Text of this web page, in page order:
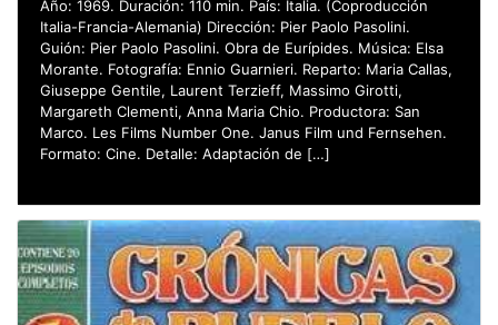
Año: 1969. Duración: 110 min. País: Italia. (Coproducción
Italia-Francia-Alemania) Dirección: Pier Paolo Pasolini.
Guión: Pier Paolo Pasolini. Obra de Eurípides. Música: Elsa
Morante. Fotografía: Ennio Guarnieri. Reparto: Maria Callas,
Giuseppe Gentile, Laurent Terzieff, Massimo Girotti,
Margareth Clementi, Anna Maria Chio. Productora: San
Marco. Les Films Number One. Janus Film und Fernsehen.
Formato: Cine. Detalle: Adaptación de […]